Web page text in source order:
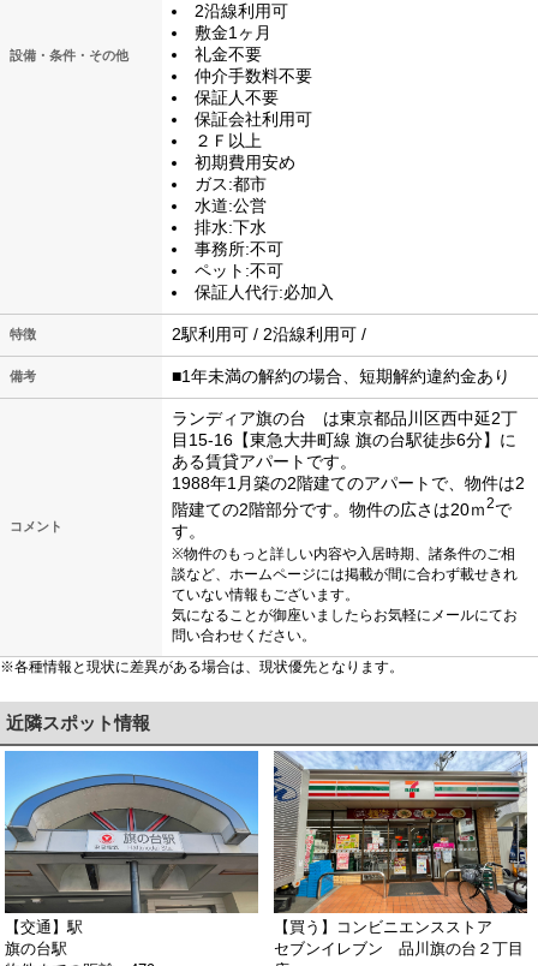
設備・条件・その他
2沿線利用可
敷金1ヶ月
礼金不要
仲介手数料不要
保証人不要
保証会社利用可
２Ｆ以上
初期費用安め
ガス:都市
水道:公営
排水:下水
事務所:不可
ペット:不可
保証人代行:必加入
特徴 2駅利用可 / 2沿線利用可 /
備考 ■1年未満の解約の場合、短期解約違約金あり
コメント
ランディア旗の台 は東京都品川区西中延2丁
目15-16【東急大井町線 旗の台駅徒歩6分】に
ある賃貸アパートです。
1988年1月築の2階建てのアパートで、物件は2
階建ての2階部分です。物件の広さは20ｍ2で
す。
※物件のもっと詳しい内容や入居時期、諸条件のご相
談など、ホームページには掲載が間に合わず載せきれ
ていない情報もございます。
気になることが御座いましたらお気軽にメールにてお
問い合わせください。
※各種情報と現状に差異がある場合は、現状優先となります。
近隣スポット情報
【交通】駅
旗の台駅
【買う】コンビニエンスストア
セブンイレブン 品川旗の台２丁目